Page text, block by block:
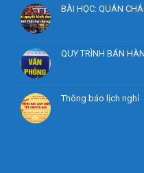
BÀI HỌC: QUÁN
QUY TRÌNH BÁN
Thông báo lịch nghỉ